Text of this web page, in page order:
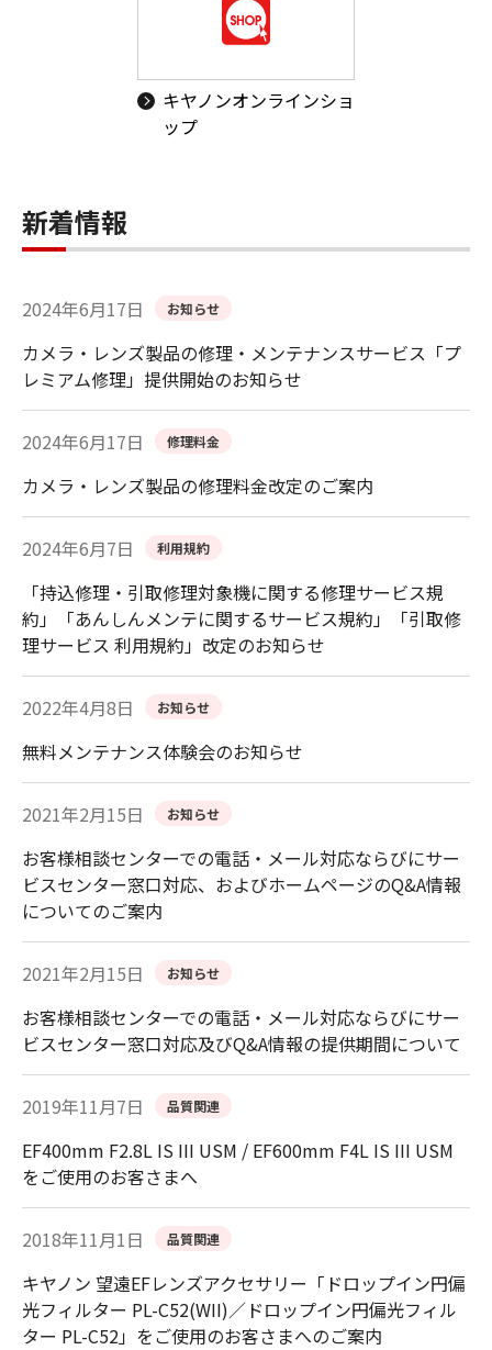
キヤノンオンラインショ
ップ
新着情報
2024年6月17日 お知らせ
カメラ・レンズ製品の修理・メンテナンスサービス「プ
レミアム修理」提供開始のお知らせ
2024年6月17日 修理料金
カメラ・レンズ製品の修理料金改定のご案内
2024年6月7日 利用規約
「持込修理・引取修理対象機に関する修理サービス規
約」「あんしんメンテに関するサービス規約」「引取修
理サービス 利用規約」改定のお知らせ
2022年4月8日 お知らせ
無料メンテナンス体験会のお知らせ
2021年2月15日 お知らせ
お客様相談センターでの電話・メール対応ならびにサー
ビスセンター窓口対応、およびホームページのQ&A情報
についてのご案内
2021年2月15日 お知らせ
お客様相談センターでの電話・メール対応ならびにサー
ビスセンター窓口対応及びQ&A情報の提供期間について
2019年11月7日 品質関連
EF400mm F2.8L IS III USM / EF600mm F4L IS III USM
をご使用のお客さまへ
2018年11月1日 品質関連
キヤノン 望遠EFレンズアクセサリー「ドロップイン円偏
光フィルター PL-C52(WII)／ドロップイン円偏光フィル
ター PL-C52」をご使用のお客さまへのご案内